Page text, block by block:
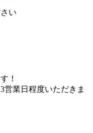
い
！
営業日程度いただきま